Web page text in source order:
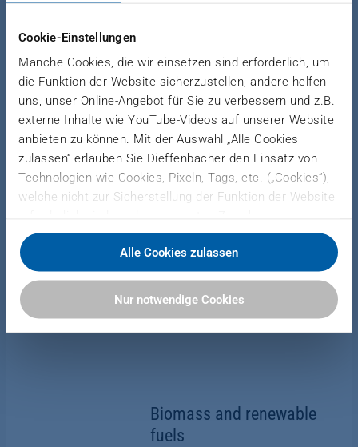
Cookie-Einstellungen
Manche Cookies, die wir einsetzen sind erforderlich, um
die Funktion der Website sicherzustellen, andere helfen
uns, unser Online-Angebot für Sie zu verbessern und z.B.
externe Inhalte wie YouTube-Videos auf unserer Website
anbieten zu können. Mit der Auswahl „Alle Cookies
zulassen“ erlauben Sie Dieffenbacher den Einsatz von
Technologien wie Cookies, Pixeln, Tags, etc. („Cookies“),
welche nicht zur Sicherstellung der Funktion der Website
Dieffenbacher arbeitet hierfür mit Drittanbietern
zusammen und teilt Daten zu Ihrer Nutzung unserer
Website mit diesen. Sie können auswählen, ob Sie alle
Cookies akzeptieren oder nur notwendige Cookies
zulassen. Sie können Ihre Einwilligung zur Verwendung
von Cookies jederzeit in unserer Datenschutzerklärung
|Impressum
Alle Cookies zulassen
Nur notwendige Cookies
to the subsequent conveyor. The material is
usually loaded by grapple, upstream longitudinal
or cross feeders. The conveyor is executed as a
welded trough with driven parallel-running
reinforced chains.
APPLICATION
Panel boards (PB, MDF, OSB)
Biomass and renewable
fuels